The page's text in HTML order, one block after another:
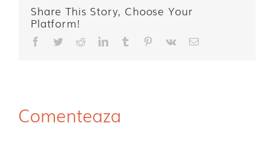
Share This Story, Choose Your
Platform!
Facebook
TwitterRedditLinkedIn
TumblrPinterest
Vk
E-
Comenteaza